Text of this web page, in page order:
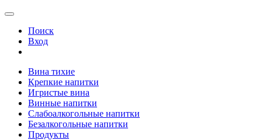
Поиск
Вход
Вина тихие
Крепкие напитки
Игристые вина
Винные напитки
Слабоалкогольные напитки
Безалкогольные напитки
Продукты